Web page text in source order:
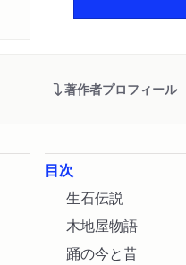
著作者プロフィール
目次
生石伝説
木地屋物語
踊の今と昔